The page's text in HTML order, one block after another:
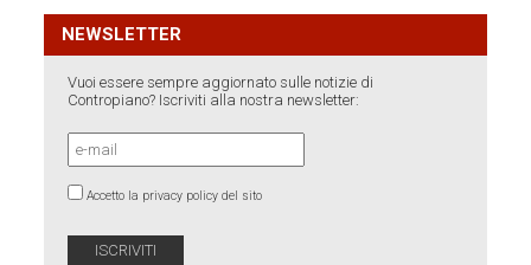
NEWSLETTER
Vuoi essere sempre aggiornato sulle notizie di
Contropiano? Iscriviti alla nostra newsletter:
Accetto la privacy policy del sito